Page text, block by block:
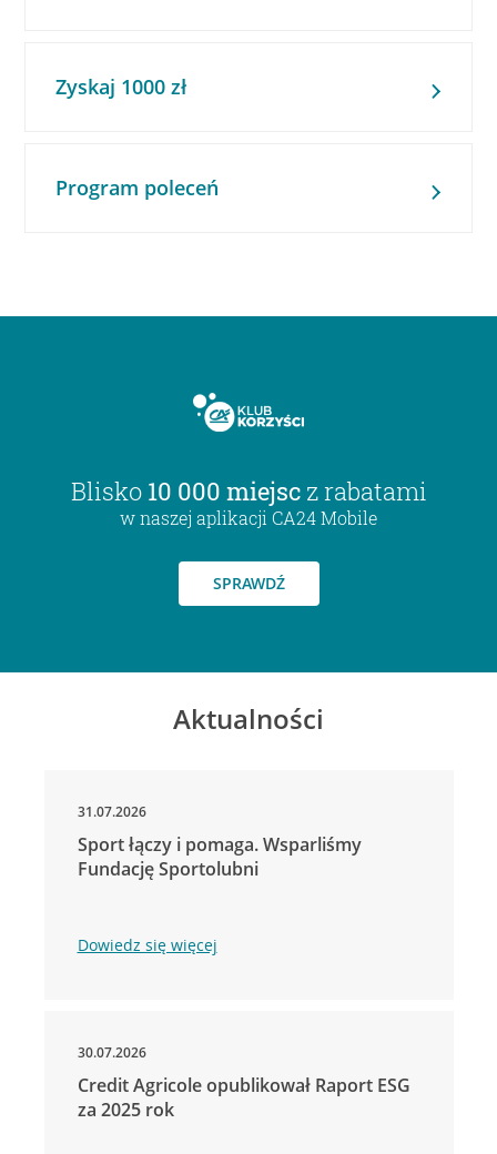
Zyskaj 1000 zł
Program poleceń
Blisko 10 000 miejsc z rabatami
w naszej aplikacji CA24 Mobile
SPRAWDŹ
Aktualności
31.07.2026
Sport łączy i pomaga. Wsparliśmy
Fundację Sportolubni
Dowiedz się więcej
30.07.2026
Credit Agricole opublikował Raport ESG
za 2025 rok